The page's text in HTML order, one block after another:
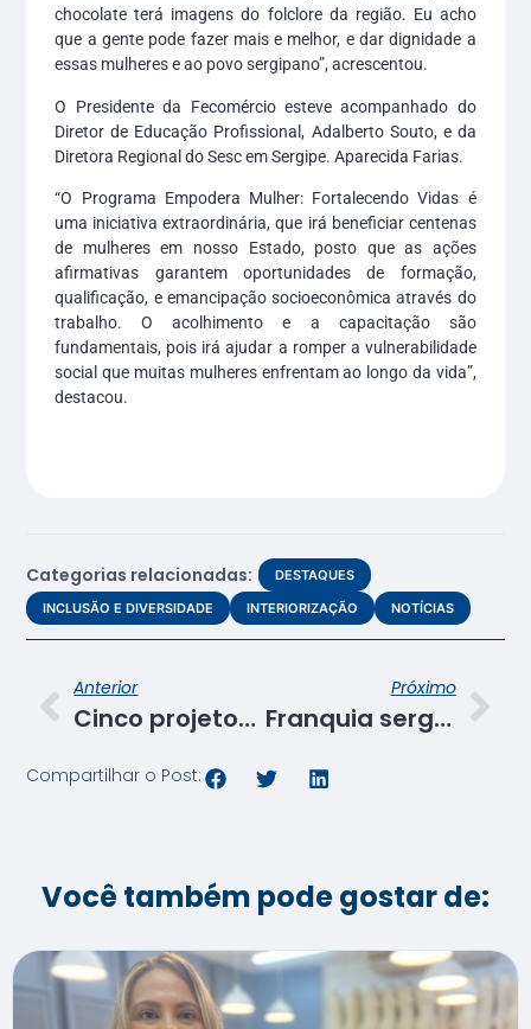
chocolate terá imagens do folclore da região. Eu acho
que a gente pode fazer mais e melhor, e dar dignidade a
essas mulheres e ao povo sergipano”, acrescentou.
O Presidente da Fecomércio esteve acompanhado do
Diretor de Educação Profissional, Adalberto Souto, e da
Diretora Regional do Sesc em Sergipe. Aparecida Farias.
“O Programa Empodera Mulher: Fortalecendo Vidas é
uma iniciativa extraordinária, que irá beneficiar centenas
de mulheres em nosso Estado, posto que as ações
afirmativas garantem oportunidades de formação,
qualificação, e emancipação socioeconômica através do
trabalho. O acolhimento e a capacitação são
fundamentais, pois irá ajudar a romper a vulnerabilidade
social que muitas mulheres enfrentam ao longo da vida”,
destacou.
Categorias relacionadas:
DESTAQUES
INCLUSÃO E DIVERSIDADE
INTERIORIZAÇÃO NOTÍCIAS
Anterior
Cinco projetos do Senac Sergipe recebem Selo ODS
Próximo
Franquia sergipana de salões de beleza busca novos talentos no Senac
Compartilhar o Post:
Você também pode gostar de: